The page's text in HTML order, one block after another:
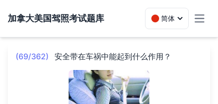
加拿大美国驾照考试题库 简体
(69/362) 安全带在车祸中能起到什么作用？